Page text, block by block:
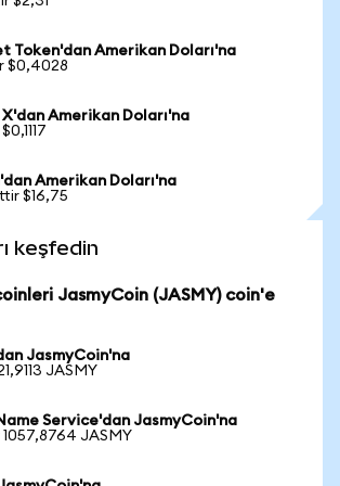
Token'dan Amerikan Doları'na
$0,4028
Amerikan Doları'na
Amerikan Doları'na
$16,75
keşfedin
JasmyCoin (JASMY) coin'e
JasmyCoin'na
JASMY
Service'dan JasmyCoin'na
1057,8764 JASMY